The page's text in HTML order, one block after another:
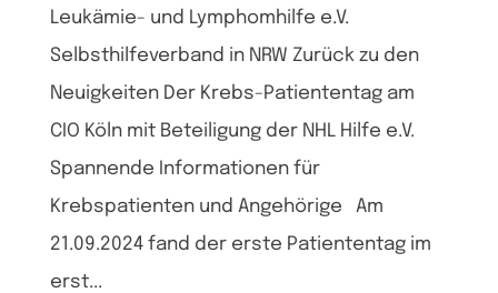
Leukämie- und Lymphomhilfe e.V.
Selbsthilfeverband in NRW Zurück zu den
Neuigkeiten Der Krebs-Patiententag am
CIO Köln mit Beteiligung der NHL Hilfe e.V.
Spannende Informationen für
Krebspatienten und Angehörige Am
21.09.2024 fand der erste Patiententag im
erst...